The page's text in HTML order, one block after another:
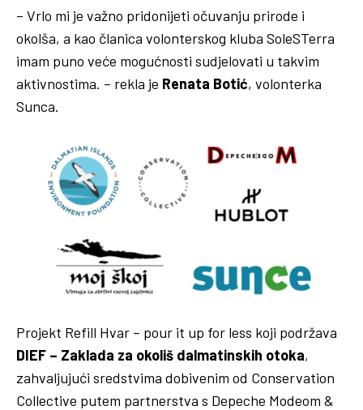
– Vrlo mi je važno pridonijeti očuvanju prirode i
okolša, a kao članica volonterskog kluba SoleSTerra
imam puno veće mogućnosti sudjelovati u takvim
aktivnostima. – rekla je Renata Botić, volonterka
Sunca.
Projekt Refill Hvar – pour it up for less koji podržava
DIEF – Zaklada za okoliš dalmatinskih otoka,
zahvaljujući sredstvima dobivenim od Conservation
Collective putem partnerstva s Depeche Modeom &